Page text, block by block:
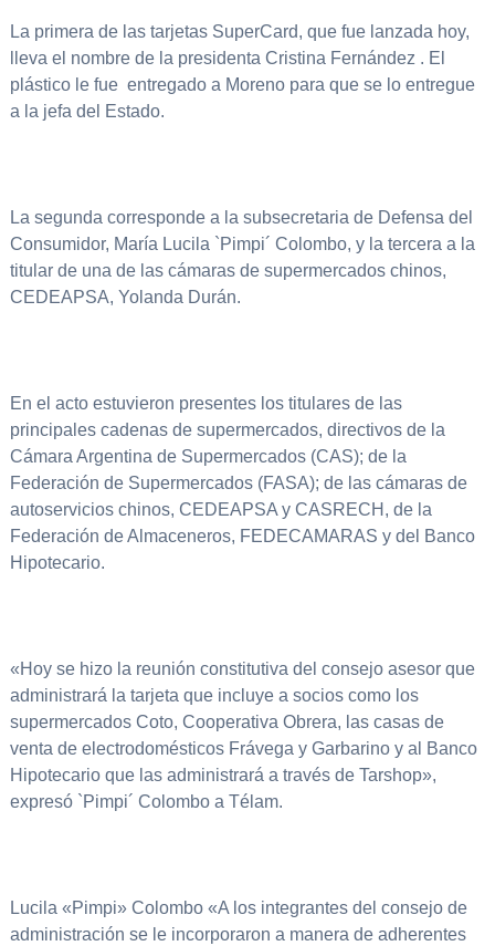
La primera de las tarjetas SuperCard, que fue lanzada hoy,
lleva el nombre de la presidenta Cristina Fernández . El
plástico le fue entregado a Moreno para que se lo entregue
a la jefa del Estado.
La segunda corresponde a la subsecretaria de Defensa del
Consumidor, María Lucila `Pimpi´ Colombo, y la tercera a la
titular de una de las cámaras de supermercados chinos,
CEDEAPSA, Yolanda Durán.
En el acto estuvieron presentes los titulares de las
principales cadenas de supermercados, directivos de la
Cámara Argentina de Supermercados (CAS); de la
Federación de Supermercados (FASA); de las cámaras de
autoservicios chinos, CEDEAPSA y CASRECH, de la
Federación de Almaceneros, FEDECAMARAS y del Banco
Hipotecario.
«Hoy se hizo la reunión constitutiva del consejo asesor que
administrará la tarjeta que incluye a socios como los
supermercados Coto, Cooperativa Obrera, las casas de
venta de electrodomésticos Frávega y Garbarino y al Banco
Hipotecario que las administrará a través de Tarshop»,
expresó `Pimpi´ Colombo a Télam.
Lucila «Pimpi» Colombo «A los integrantes del consejo de
administración se le incorporaron a manera de adherentes